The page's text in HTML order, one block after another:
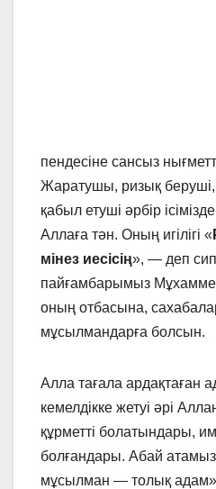
пендесіне сансыз
Жаратушы, ризық беруші,
қабыл етуші әрбір
Аллаға тән. Оның игілігі «
мінез иесісің», — деп
пайғамбарымыз
оның отбасына,
мұсылмандарға болсын.
Алла тағала ардақтаған
кемелдікке жетуі әрі
құрметті болатындары,
болғандары. Абай
мұсылман — толық адам»